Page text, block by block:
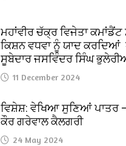
ਮਹਾਂਵੀਰ ਚੱਕ੍ਰ ਵਿਜੇਤਾ ਕਮਾਂਡੈਂਟ
ਕਿਸ਼ਨ ਵਧਵਾ ਨੂੰ ਯਾਦ
ਸੂਬੇਦਾਰ ਜਸਵਿੰਦਰ ਸਿੰਘ
11 December 2024
ਵਿਸ਼ੇਸ਼: ਵੇਖਿਆ ਸੁਣਿਆਂ ਪਾਤਰ
ਕੌਰ ਗਰੇਵਾਲ ਕੈਲਗਰੀ
24 May 2024